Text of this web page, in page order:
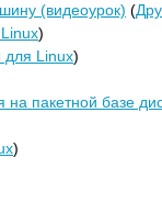
(видеоурок) (
)
для Linux)
пакетной базе
)